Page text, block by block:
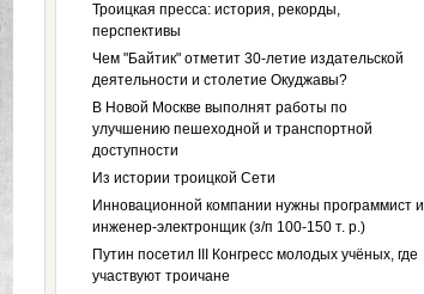
Троицкая пресса: история, рекорды,
перспективы
Чем "Байтик" отметит 30-летие издательской
деятельности и столетие Окуджавы?
В Новой Москве выполнят работы по
улучшению пешеходной и транспортной
доступности
Из истории троицкой Сети
Инновационной компании нужны программист и
инженер-электронщик (з/п 100-150 т. р.)
Путин посетил III Конгресс молодых учёных, где
участвуют троичане